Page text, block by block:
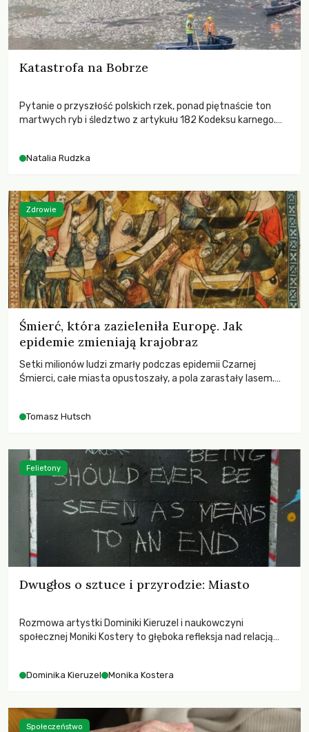
Katastrofa na Bobrze
Pytanie o przyszłość polskich rzek, ponad piętnaście ton
martwych ryb i śledztwo z artykułu 182 Kodeksu karnego.
zdarzeń prowadzących do biologicznej śmierci rzeki.
Natalia Rudzka
Śmierć, która zazieleniła Europę. Jak
epidemie zmieniają krajobraz
Setki milionów ludzi zmarły podczas epidemii Czarnej
Śmierci, całe miasta opustoszały, a pola zarastały lasem.
największych katastrof w swoich dziejach.
Tomasz Hutsch
Zdrowie
Dwugłos o sztuce i przyrodzie: Miasto
Rozmowa artystki Dominiki Kieruzel i naukowczyni
społecznej Moniki Kostery to głęboka refleksja nad relacją
Dominika Kieruzel Monika Kostera
Felietony
Społeczeństwo